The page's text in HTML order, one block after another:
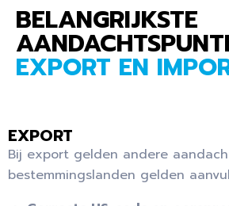
BELANGRIJKSTE
EXPORT EN
EXPORT
Bij export gelden andere
bestemmingslanden gelden